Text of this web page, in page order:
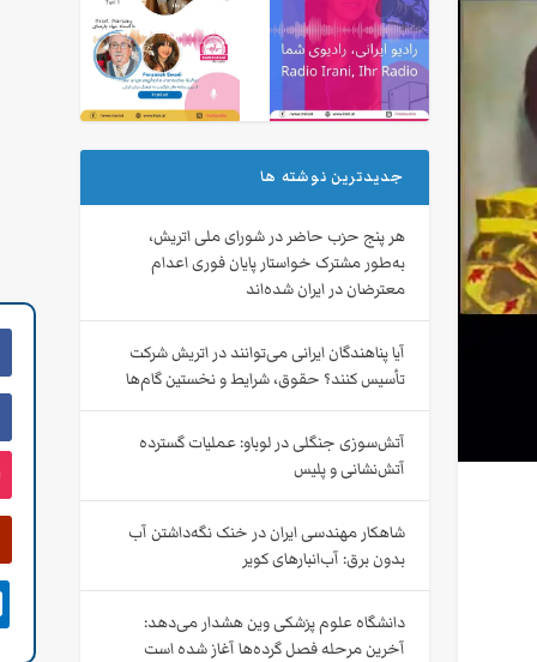
جدیدترین نوشته ها
هر پنج حزب حاضر در شورای ملی اتریش،
به‌طور مشترک خواستار پایان فوری اعدام
معترضان در ایران شده‌اند
آیا پناهندگان ایرانی می‌توانند در اتریش شرکت
تأسیس کنند؟ حقوق، شرایط و نخستین گام‌ها
آتش‌سوزی جنگلی در لوباو: عملیات گسترده
آتش‌نشانی و پلیس
شاهکار مهندسی ایران در خنک نگه‌داشتن آب
بدون برق: آب‌انبارهای کویر
دانشگاه علوم پزشکی وین هشدار می‌دهد:
آخرین مرحله فصل گرده‌ها آغاز شده است